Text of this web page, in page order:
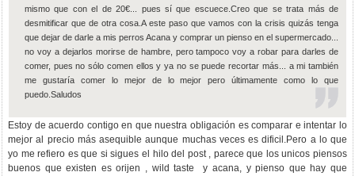
mismo que con el de 20€... pues sí que escuece.Creo que se trata más de
desmitificar que de otra cosa.A este paso que vamos con la crisis quizás tenga
que dejar de darle a mis perros Acana y comprar un pienso en el supermercado...
no voy a dejarlos morirse de hambre, pero tampoco voy a robar para darles de
comer, pues no sólo comen ellos y ya no se puede recortar más... a mi también
me gustaría comer lo mejor de lo mejor pero últimamente como lo que
puedo.Saludos
Estoy de acuerdo contigo en que nuestra obligación es comparar e intentar lo
mejor al precio más asequible aunque muchas veces es dificil.Pero a lo que
yo me refiero es que si sigues el hilo del post , parece que los unicos piensos
buenos que existen es orijen , wild taste y acana, y pienso que hay que